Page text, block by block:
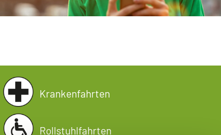
Krankenfahrten
Rollstuhlfahrten